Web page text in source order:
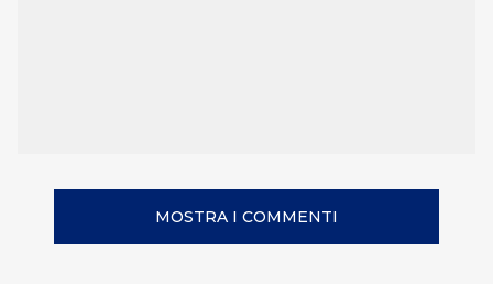
MOSTRA I COMMENTI